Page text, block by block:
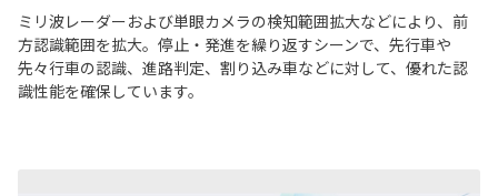
ミリ波レーダーおよび単眼カメラの検知範囲拡大などにより、前
方認識範囲を拡大。停止・発進を繰り返すシーンで、先行車や
先々行車の認識、進路判定、割り込み車などに対して、優れた認
識性能を確保しています。